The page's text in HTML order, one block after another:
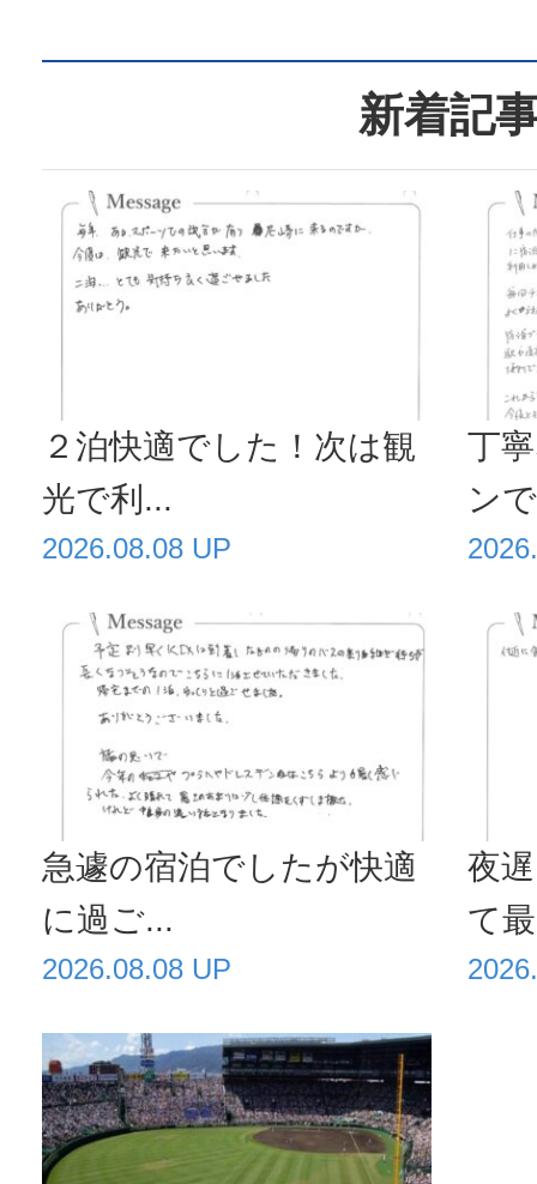
新着記
２泊快適でした！次は観
光で利...
2026.08.08 UP
丁
ン
急遽の宿泊でしたが快適
に過ご...
2026.08.08 UP
夜
て